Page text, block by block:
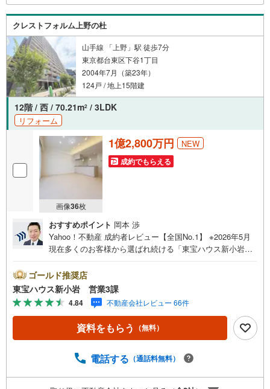
クレストフォルム上野の杜
山手線 「上野」駅 徒歩7分
東京都台東区下谷1丁目
2004年7月（築23年）
124戸 / 地上15階建
12階 / 西 / 70.21m2 / 3LDK
リフォーム
画像36枚
1億2,800万円 NEW
成約でもらえる
おすすめポイント 岡本 渉
Yahoo！不動産 成約者レビュー【全国No.1】 ※2026年5月
現在多くのお客様から選ばれ続ける「東宝ハウス新小岩」
見学OK■営業時間内（9:00～20:00）はお電話でのご連絡が
スムーズです。ご自宅への送迎・最寄駅でのお待ち合わせ
等、お気軽にご相談ください。 選ばれる3つの「圧倒的メ
リット」 （1）【業界最低水準の提携住宅ローン】「他社
で断られた」「借入がある」方も独自審査で多数承認！優
遇金利と各種手数料0円でお得に。（2）【未来カレンダー
ュレーション。「月々いくらなら安心か」をプロが明確に
はありません。専属FPがお引渡し後も一生涯お守りしま
ゴールド推奨店
東宝ハウス新小岩 営業3課
4.84 不動産会社レビュー 66件
資料をもらう （無料）
電話する （通話料無料）